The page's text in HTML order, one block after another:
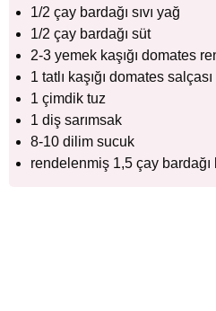
1/2 çay bardağı sıvı yağ
1/2 çay bardağı süt
2-3 yemek kaşığı domates
1 tatlı kaşığı domates salçası
1 çimdik tuz
1 diş sarımsak
8-10 dilim sucuk
rendelenmiş 1,5 çay bardağı